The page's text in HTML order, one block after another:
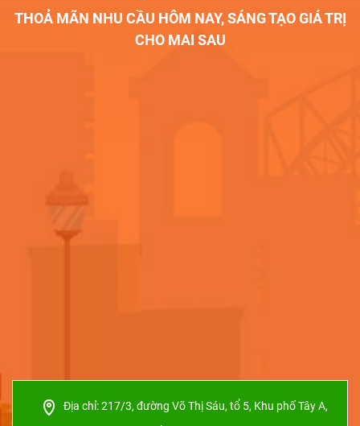
THOẢ MÃN NHU CẦU HÔM NAY, SÁNG TẠO GIÁ TRỊ
CHO MAI SAU
Địa chỉ:217/3, đường Võ Thị Sáu, tổ 5, Khu phố Tây A,